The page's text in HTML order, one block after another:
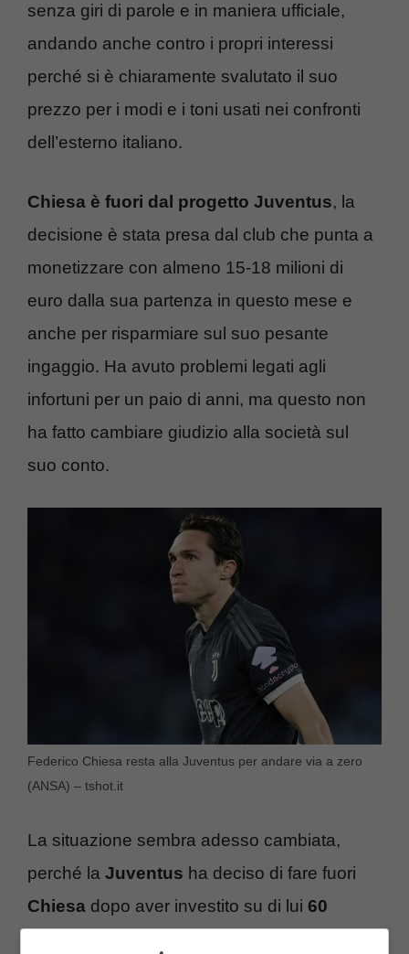
senza giri di parole e in maniera ufficiale,
andando anche contro i propri interessi
perché si è chiaramente svalutato il suo
prezzo per i modi e i toni usati nei confronti
dell’esterno italiano.
Chiesa è fuori dal progetto Juventus, la
decisione è stata presa dal club che punta a
monetizzare con almeno 15-18 milioni di
euro dalla sua partenza in questo mese e
anche per risparmiare sul suo pesante
ingaggio. Ha avuto problemi legati agli
infortuni per un paio di anni, ma questo non
ha fatto cambiare giudizio alla società sul
suo conto.
Federico Chiesa resta alla Juventus per andare via a zero
(ANSA) – tshot.it
La situazione sembra adesso cambiata,
perché la Juventus ha deciso di fare fuori
Chiesa dopo aver investito su di lui 60